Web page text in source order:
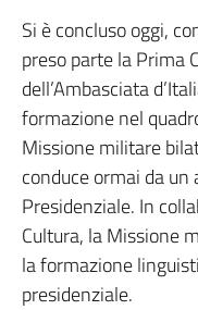
Si è concluso oggi,
preso parte la Prima
dell’Ambasciata
formazione nel
Missione militare
conduce ormai da
Presidenziale. In
Cultura, la Missione
la formazione
presidenziale.